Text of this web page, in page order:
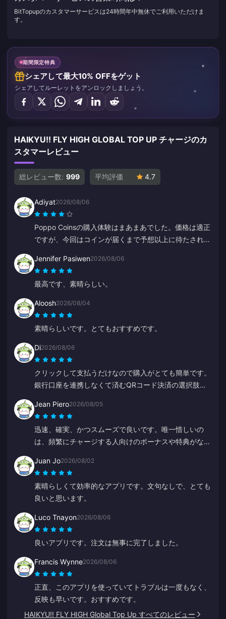
BitTopupのカスタマーサービスは24時間年中無休でご利用いただけま
す。
期間限定特典
シェアして最大10% OFFをゲット
シェアしてルーレットをアンロックしましょう。
HAIKYU!! FLY HIGH GLOBAL TOP UP チャージのカ
スタマーレビュー
総レビュー数: 999 平均評価 4.7
Adiyat2026/08/06
Poppo Coinsの購入体験はまあまあでした。価格は適正
ですが、今回はコインが届くまで予想以上に待たされま
ん。
Jennifer Pasiwen2026/08/06
最高です、素晴らしい。
Aloosh2026/08/04
素晴らしいです。とてもおすすめです。
Di2026/08/06
クリックして支払うだけなので購入がとても簡単です。
銀行口座を連携しなくて済むQRコード決済の選択肢が
Jean Piero2026/08/05
迅速、確実、かつスムーズで良いです。唯一惜しいの
は、頻繁にチャージする人向けのボーナスや特典がない
Juan Jo2026/08/02
素晴らしくて効率的なアプリです。文句なしで、とても
良いと思います。
Luco Tnayon2026/08/06
良いアプリです。注文は無事に完了しました。
Francis Wynne2026/08/06
正直、このアプリを使っていてトラブルは一度もなく、
反映も早いです。おすすめです。
HAIKYU!! FLY HIGH Global Top Up すべてのレビュー